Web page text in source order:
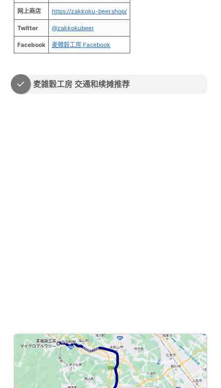
网上商店 https://zakkoku-beer.shop/
Twitter @zakkokubeer
Facebook 麦雑穀工房 Facebook
麦雑穀工房 交通和续摊推荐